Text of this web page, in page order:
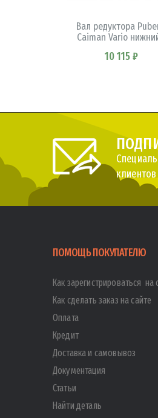
Вал редуктора
Caiman Vario
10 115 ₽
клиентов
ПОМОЩЬ ПОКУПАТЕЛЮ
Как зарегистрироваться на
Как сделать заказ на сайте
Оплата
Кредит
Доставка и самовывоз
Документация
Статьи
Найти деталь